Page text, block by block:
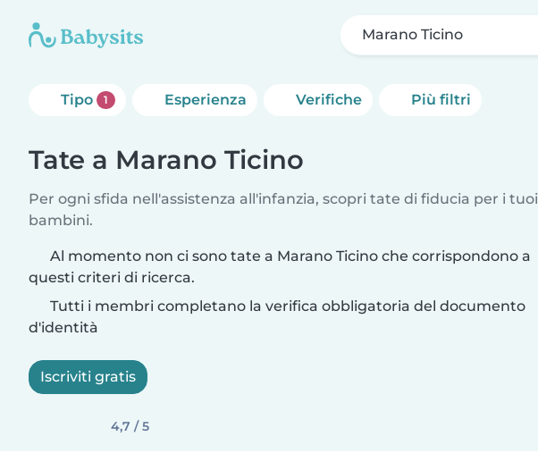
Marano Ticino
Tipo 1 Esperienza Verifiche Più filtri
Tate a Marano Ticino
Per ogni sfida nell'assistenza all'infanzia, scopri tate di fiducia per i tuoi
bambini.
Al momento non ci sono tate a Marano Ticino che corrispondono a
questi criteri di ricerca.
Tutti i membri completano la verifica obbligatoria del documento
d'identità
Iscriviti gratis
4,7 / 5